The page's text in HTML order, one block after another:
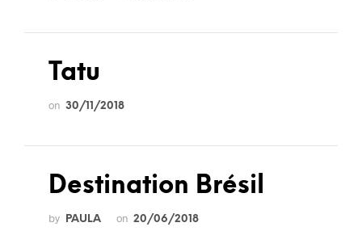
Tatu
on 30/11/2018
Destination Brésil
by PAULA on 20/06/2018